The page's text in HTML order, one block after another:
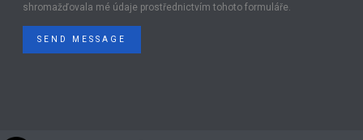
shromažďovala mé údaje prostřednictvím tohoto formuláře.
SEND MESSAGE